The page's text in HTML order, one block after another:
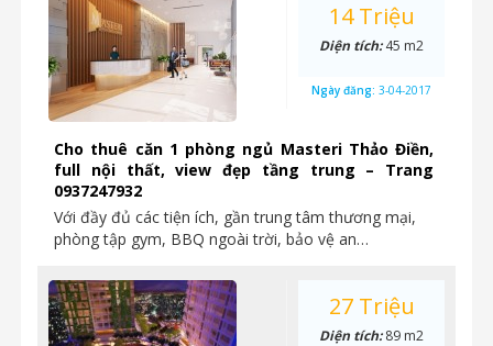
Cho thuê căn 1 phòng ngủ Masteri Thảo Điền,
full nội thất, view đẹp tầng trung – Trang
0937247932
Với đầy đủ các tiện ích, gần trung tâm thương mại,
phòng tập gym, BBQ ngoài trời, bảo vệ an…
14 Triệu
Diện tích:45 m2
Ngày đăng: 3-04-2017
27 Triệu
Diện tích:89 m2